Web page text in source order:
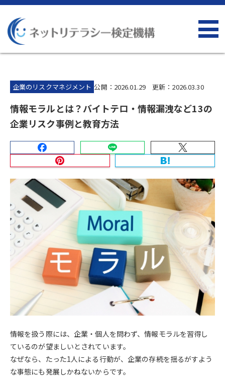
企業のリスクマネジメント 公開：2026.01.29 更新：2026.03.30
情報モラルとは？バイトテロ・情報漏洩など13の
企業リスク事例と教育方法
情報を扱う際には、企業・個人を問わず、情報モラルを習得し
ているのが望ましいとされています。
なぜなら、たった1人による行動が、企業の存続を揺るがすよう
な事態にも発展しかねないからです。